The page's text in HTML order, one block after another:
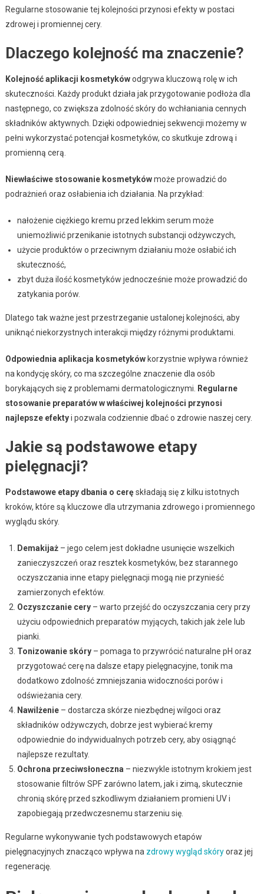
Regularne stosowanie tej kolejności przynosi efekty w postaci
zdrowej i promiennej cery.
Dlaczego kolejność ma znaczenie?
Kolejność aplikacji kosmetykówodgrywa kluczową rolę w ich
skuteczności. Każdy produkt działa jak przygotowanie podłoża dla
następnego, co zwiększa zdolność skóry do wchłaniania cennych
składników aktywnych. Dzięki odpowiedniej sekwencji możemy w
pełni wykorzystać potencjał kosmetyków, co skutkuje zdrową i
promienną cerą.
Niewłaściwe stosowanie kosmetykówmoże prowadzić do
podrażnień oraz osłabienia ich działania. Na przykład:
nałożenie ciężkiego kremu przed lekkim serum może
uniemożliwić przenikanie istotnych substancji odżywczych,
użycie produktów o przeciwnym działaniu może osłabić ich
skuteczność,
zbyt duża ilość kosmetyków jednocześnie może prowadzić do
zatykania porów.
Dlatego tak ważne jest przestrzeganie ustalonej kolejności, aby
uniknąć niekorzystnych interakcji między różnymi produktami.
Odpowiednia aplikacja kosmetykówkorzystnie wpływa również
na kondycję skóry, co ma szczególne znaczenie dla osób
borykających się z problemami dermatologicznymi.
Regularne
stosowanie preparatów w właściwej kolejności przynosi
najlepsze efektyi pozwala codziennie dbać o zdrowie naszej cery.
Jakie są podstawowe etapy
pielęgnacji?
Podstawowe etapy dbania o ceręskładają się z kilku istotnych
kroków, które są kluczowe dla utrzymania zdrowego i promiennego
wyglądu skóry.
Demakijaż– jego celem jest dokładne usunięcie wszelkich
zanieczyszczeń oraz resztek kosmetyków, bez starannego
oczyszczania inne etapy pielęgnacji mogą nie przynieść
zamierzonych efektów.
Oczyszczanie cery– warto przejść do oczyszczania cery przy
użyciu odpowiednich preparatów myjących, takich jak żele lub
pianki.
Tonizowanie skóry– pomaga to przywrócić naturalne pH oraz
przygotować cerę na dalsze etapy pielęgnacyjne, tonik ma
dodatkowo zdolność zmniejszania widoczności porów i
odświeżania cery.
Nawilżenie– dostarcza skórze niezbędnej wilgoci oraz
składników odżywczych, dobrze jest wybierać kremy
odpowiednie do indywidualnych potrzeb cery, aby osiągnąć
najlepsze rezultaty.
Ochrona przeciwsłoneczna – niezwykle istotnym krokiem jest
stosowanie filtrów SPF zarówno latem, jak i zimą, skutecznie
chronią skórę przed szkodliwym działaniem promieni UV i
zapobiegają przedwczesnemu starzeniu się.
Regularne wykonywanie tych podstawowych etapów
pielęgnacyjnych znacząco wpływa na zdrowy wygląd skóryoraz jej
regenerację.